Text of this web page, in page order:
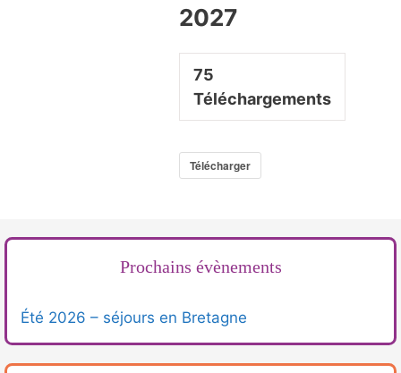
2027
75
Téléchargements
Télécharger
Prochains évènements
Été 2026 – séjours en Bretagne